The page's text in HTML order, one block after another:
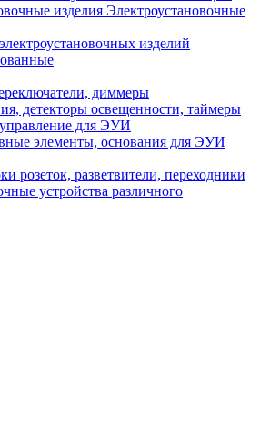
Электроустановочные
изделий
диммеры
детекторы освещенности, таймеры
для ЭУИ
элементы, основания для ЭУИ
розеток, разветвители, переходники
устройства различного